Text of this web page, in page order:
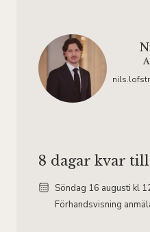
8 dagar kvar
Söndag 16 augusti kl
Förhandsvisning